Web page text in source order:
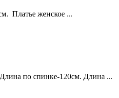
Платье женское ...
по спинке-120см. Длина ...